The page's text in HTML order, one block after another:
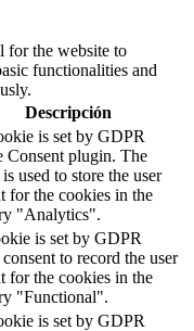
for the website to
functionalities and
Descripción
is set by GDPR
Consent plugin. The
used to store the user
for the cookies in the
"Analytics".
is set by GDPR
to record the user
for the cookies in the
"Functional".
is set by GDPR